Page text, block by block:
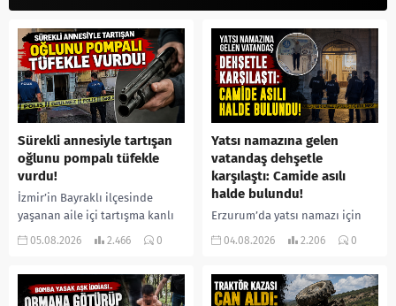
Sürekli annesiyle tartışan
oğlunu pompalı tüfekle
vurdu!
İzmir’in Bayraklı ilçesinde
yaşanan aile içi tartışma kanlı
bitti. İddiaya göre, uzun süredir
05.08.2026 2.466 0
Yatsı namazına gelen
vatandaş dehşetle
karşılaştı: Camide asılı
halde bulundu!
Erzurum’da yatsı namazı için
camiye gelen bir vatandaş,
yerine sevk edilen...
04.08.2026 2.206 0